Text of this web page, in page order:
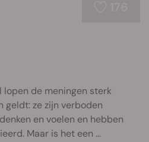
lopen de meningen sterk
geldt: ze zijn verboden
en voelen en hebben
Maar is het een ...